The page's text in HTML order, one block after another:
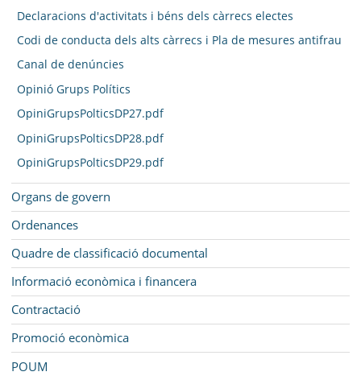
Declaracions d'activitats i béns dels càrrecs electes
Codi de conducta dels alts càrrecs i Pla de mesures antifrau
Canal de denúncies
Opinió Grups Polítics
OpiniGrupsPolticsDP27.pdf
OpiniGrupsPolticsDP28.pdf
OpiniGrupsPolticsDP29.pdf
Organs de govern
Ordenances
Quadre de classificació documental
Informació econòmica i financera
Contractació
Promoció econòmica
POUM